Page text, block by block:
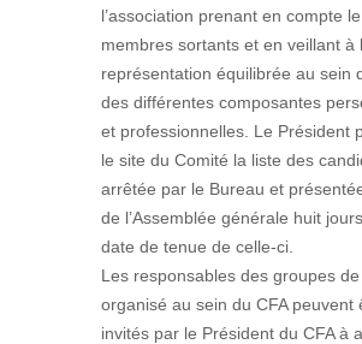
l’association prenant en compte
membres sortants et en veillant à
représentation équilibrée au sein
des différentes composantes
et professionnelles. Le Président
le site du Comité la liste des
arrêtée par le Bureau et
de l’Assemblée générale huit
date de tenue de celle-ci.
Les responsables des groupes
organisé au sein du CFA peuvent
invités par le Président du CFA à